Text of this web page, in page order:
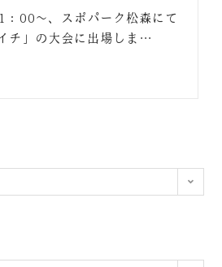
00～、スポパーク松森にて
チ」の大会に出場しま…